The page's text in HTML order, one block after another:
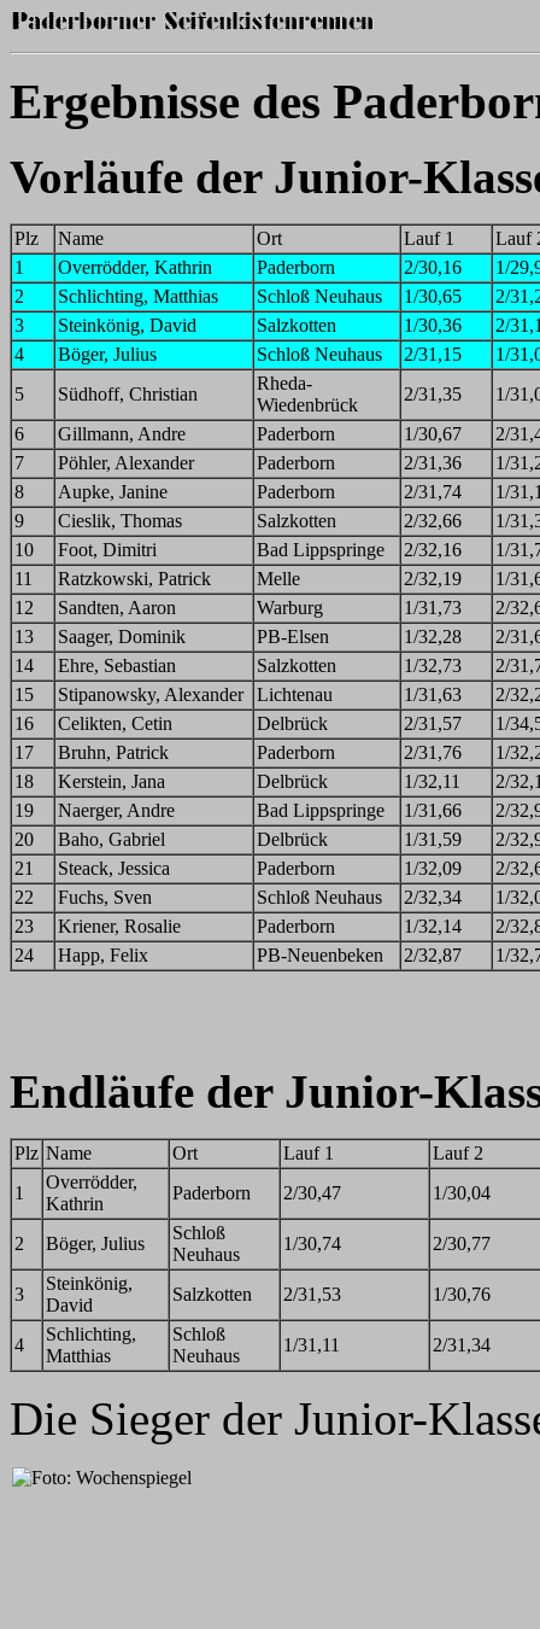
Ergebnisse des
Vorläufe der Junior-
Plz Name Ort Lauf 1
Lauf
1
Overrödder, Kathrin Paderborn 2/30,16
1/
2
Schlichting, Matthias Schloß Neuhaus 1/30,65
2/
3
Steinkönig, David Salzkotten 1/30,36
2/
4
Böger, Julius Schloß Neuhaus 2/31,15
1/
5
Südhoff, Christian
Rheda-
Wiedenbrück
2/31,35
1/
6
Gillmann, Andre Paderborn 1/30,67
2/
7
Pöhler, Alexander Paderborn 2/31,36
1/
8
Aupke, Janine Paderborn 2/31,74
1/
9
Cieslik, Thomas Salzkotten 2/32,66
1/
10
Foot, Dimitri Bad Lippspringe 2/32,16
1/
11
Ratzkowski, Patrick Melle 2/32,19
1/
12
Sandten, Aaron Warburg 1/31,73
2/
13
Saager, Dominik PB-Elsen 1/32,28
2/
14
Ehre, Sebastian Salzkotten 1/32,73
2/
15
Stipanowsky, Alexander Lichtenau 1/31,63
2/
16
Celikten, Cetin Delbrück 2/31,57
1/
17
Bruhn, Patrick Paderborn 2/31,76
1/
18
Kerstein, Jana Delbrück 1/32,11
2/
19
Naerger, Andre Bad Lippspringe 1/31,66
2/
20
Baho, Gabriel Delbrück 1/31,59
2/
21
Steack, Jessica Paderborn 1/32,09
2/
22
Fuchs, Sven Schloß Neuhaus 2/32,34
1/
23
Kriener, Rosalie Paderborn 1/32,14
2/
24
Happ, Felix PB-Neuenbeken 2/32,87 1/
Endläufe der Junior-
Plz Name Ort Lauf 1
Lauf 2
1
Overrödder,
Kathrin
Paderborn 2/30,47 1/30,04
2 Böger, Julius
Schloß
Neuhaus
1/30,74 2/30,77
3
Steinkönig,
David
Salzkotten 2/31,53 1/30,76
4
Schlichting,
Matthias
Schloß
Neuhaus
1/31,11 2/31,34
Die Sieger der Junior-